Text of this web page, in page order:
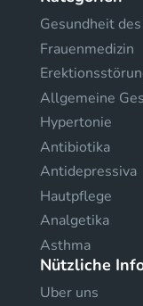
Gesundheit
Frauenmedizin
Allgemeine
Hypertonie
Antibiotika
Antidepressiva
Hautpflege
Analgetika
Asthma
Nützliche
Uber uns